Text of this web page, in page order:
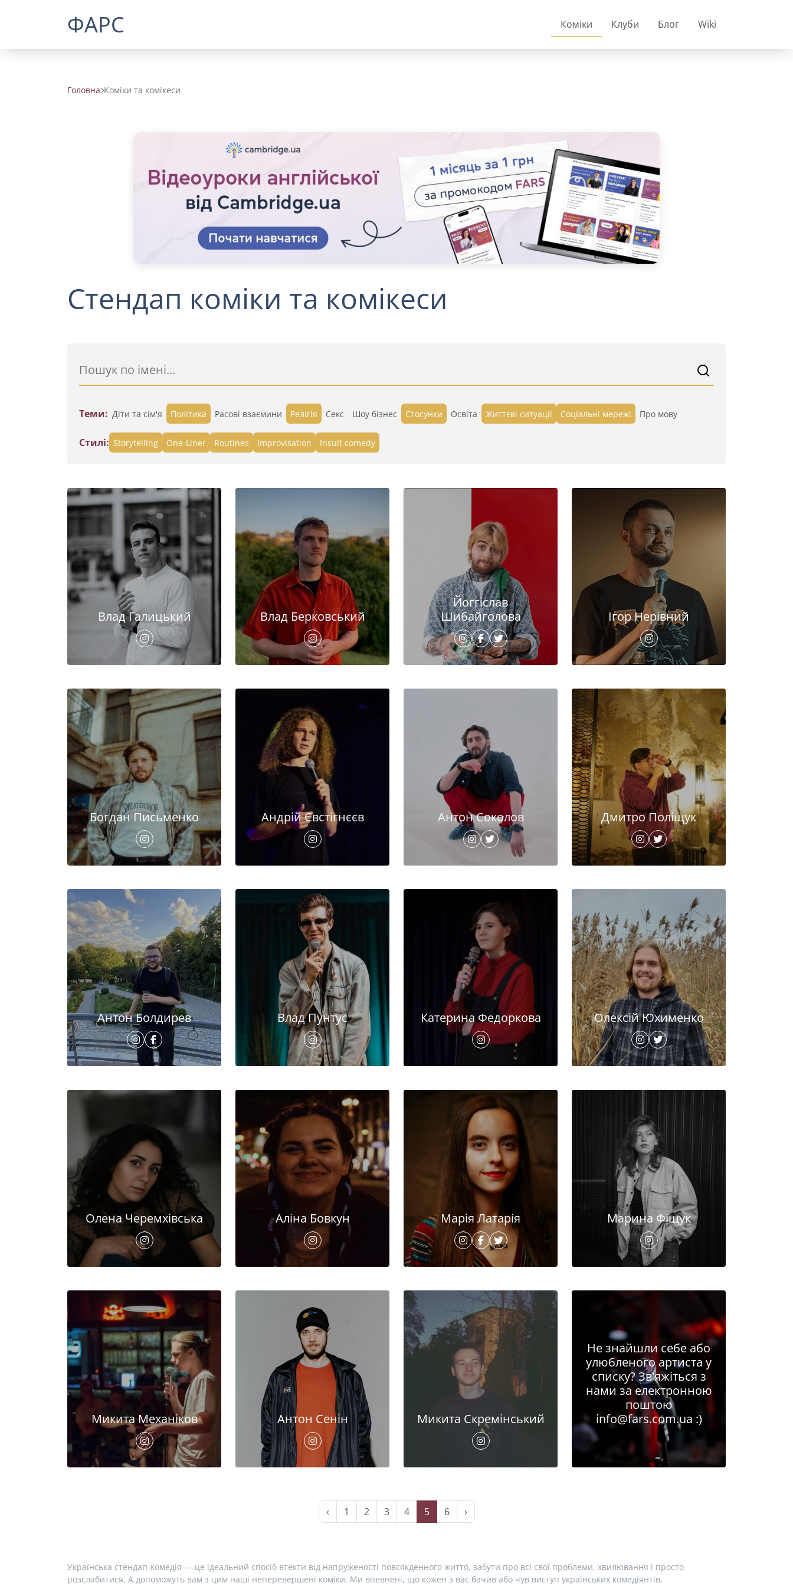
ФАРС Коміки Клуби Блог Wiki
Головна Коміки та комікеси
Стендап коміки та комікеси
Теми: Діти та сім'я Політика Расові взаємини Релігія Секс Шоу бізнес Стосунки Освіта Життєві ситуації Cоціальні мережі Про мову
Стилі: Storytelling One-Liner Routines Improvisation Insult comedy
Влад Галицький Влад Берковський
Йоггіслав
Шибайголова
Ігор Нерівний
Богдан Письменко Андрій Євстігнєєв Антон Соколов Дмитро Поліщук
Антон Болдирев Влад Пунтус Катерина Федоркова Олексій Юхименко
Олена Черемхівська Аліна Бовкун Марія Латарія Марина Фіщук
Микита Механіков Антон Сенін Микита Скремінський
Не знайшли себе або
улюбленого артиста у
списку? Зв'яжіться з
нами за електронною
поштою
info@fars.com.ua :)
‹ 1 2 3 4 5 6 ›
Українська стендап-комедія — це ідеальний спосіб втекти від напруженості повсякденного життя, забути про всі свої проблеми, хвилювання і просто
розслабитися. А допоможуть вам з цим наші неперевершені коміки. Ми впевнені, що кожен з вас бачив або чув виступ українських комедіянтів,